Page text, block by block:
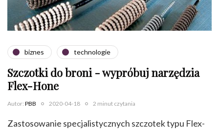
biznes technologie
Szczotki do broni - wypróbuj narzędzia
Flex-Hone
Autor: PBB 2020-04-18 2 minut czytania
Zastosowanie specjalistycznych szczotek typu Flex-